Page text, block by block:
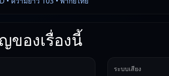
องเรื่องนี้
ระบบเสียง